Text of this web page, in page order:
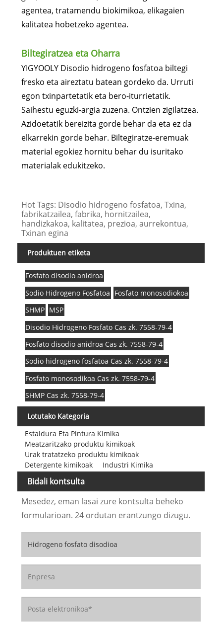
agentea, tratamendu biokimikoa, elikagaien
kalitatea hobetzeko agentea.
Biltegiratzea eta Oharra
YIGYOOLY Disodio hidrogeno fosfatoa biltegi
fresko eta aireztatu batean gordeko da. Urruti
egon txinpartetatik eta bero-iturrietatik.
Saihestu eguzki-argia zuzena. Ontzien zigilatzea.
Azidoetatik bereizita gorde behar da eta ez da
elkarrekin gorde behar. Biltegiratze-eremuak
material egokiez hornitu behar du isuritako
materialak edukitzeko.
Hot Tags: Disodio hidrogeno fosfatoa, Txina,
fabrikatzailea, fabrika, hornitzailea,
handizkakoa, kalitatea, prezioa, aurrekontua,
Txinan egina
Produktuen etiketa
Fosfato disodio anidroa
Sodio Hidrogeno Fosfatoa Fosfato monosodiokoa
SHMP MSP
Disodio Hidrogeno Fosfato Cas zk. 7558-79-4
Fosfato disodio anidroa Cas zk. 7558-79-4
Sodio hidrogeno fosfatoa Cas zk. 7558-79-4
Fosfato monosodikoa Cas zk. 7558-79-4
SHMP Cas zk. 7558-79-4
Lotutako Kategoria
Estaldura Eta Pintura Kimika
Meatzaritzako produktu kimikoak
Urak tratatzeko produktu kimikoak
Detergente kimikoak
Industri Kimika
Bidali kontsulta
Mesedez, eman lasai zure kontsulta beheko
formularioan. 24 ordutan erantzungo dizugu.